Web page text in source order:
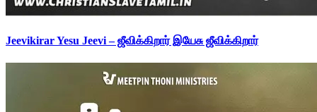
Jeevikirar Yesu Jeevi – ஜீவிக்கிறார் இயேசு ஜீவிக்கிறார்